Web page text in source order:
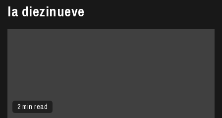
la diezinueve
2 min read